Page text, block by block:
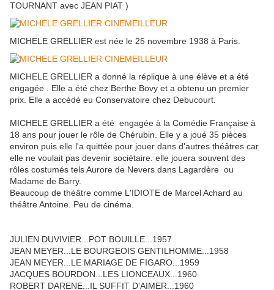
TOURNANT avec JEAN PIAT )
MICHELE GRELLIER est née le 25 novembre 1938 à Paris.
MICHELE GRELLIER a donné la réplique à une élève et a été
engagée . Elle a été chez Berthe Bovy et a obtenu un premier
prix. Elle a accédé eu Conservatoire chez Debucourt.
MICHELE GRELLIER a été engagée à la Comédie Française à
18 ans pour jouer le rôle de Chérubin. Elle y a joué 35 pièces
environ puis elle l'a quittée pour jouer dans d'autres théâtres car
elle ne voulait pas devenir sociétaire. elle jouera souvent des
rôles costumés tels Aurore de Nevers dans Lagardère ou
Madame de Barry.
Beaucoup de théâtre comme L'IDIOTE de Marcel Achard au
théâtre Antoine. Peu de cinéma.
JULIEN DUVIVIER...POT BOUILLE...1957
JEAN MEYER...LE BOURGEOIS GENTILHOMME...1958
JEAN MEYER...LE MARIAGE DE FIGARO...1959
JACQUES BOURDON...LES LIONCEAUX...1960
ROBERT DARENE...IL SUFFIT D'AIMER...1960